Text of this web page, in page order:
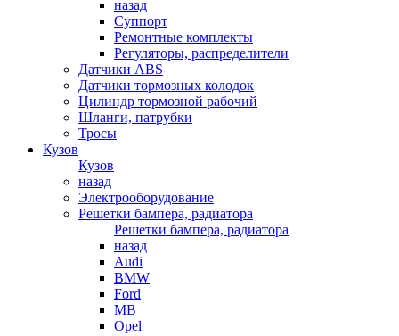
назад
Суппорт
Ремонтные комплекты
Регуляторы, распределители
Датчики ABS
Датчики тормозных колодок
Цилиндр тормозной рабочий
Шланги, патрубки
Тросы
Кузов
Кузов
назад
Электрооборудование
Решетки бампера, радиатора
Решетки бампера, радиатора
назад
Audi
BMW
Ford
MB
Opel